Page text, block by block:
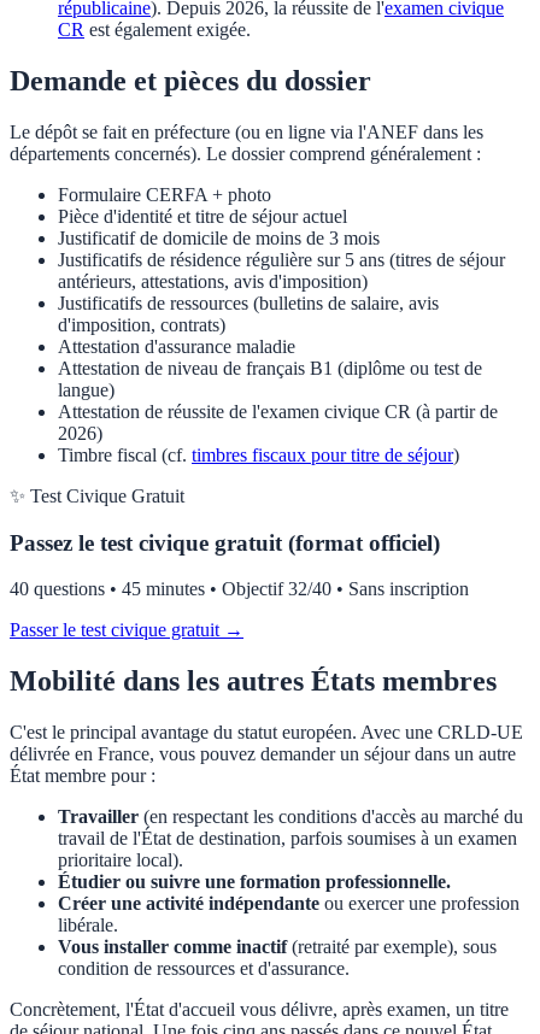
républicaine). Depuis 2026, la réussite de l'examen civique
CR est également exigée.
Demande et pièces du dossier
Le dépôt se fait en préfecture (ou en ligne via l'ANEF dans les
départements concernés). Le dossier comprend généralement :
Formulaire CERFA + photo
Pièce d'identité et titre de séjour actuel
Justificatif de domicile de moins de 3 mois
Justificatifs de résidence régulière sur 5 ans (titres de séjour
antérieurs, attestations, avis d'imposition)
Justificatifs de ressources (bulletins de salaire, avis
d'imposition, contrats)
Attestation d'assurance maladie
Attestation de niveau de français B1 (diplôme ou test de
langue)
Attestation de réussite de l'examen civique CR (à partir de
2026)
Timbre fiscal (cf. timbres fiscaux pour titre de séjour)
✨ Test Civique Gratuit
Passez le test civique gratuit (format officiel)
40 questions • 45 minutes • Objectif 32/40 • Sans inscription
Passer le test civique gratuit →
Mobilité dans les autres États membres
C'est le principal avantage du statut européen. Avec une CRLD-UE
délivrée en France, vous pouvez demander un séjour dans un autre
État membre pour :
Travailler (en respectant les conditions d'accès au marché du
travail de l'État de destination, parfois soumises à un examen
prioritaire local).
Étudier ou suivre une formation professionnelle.
Créer une activité indépendante ou exercer une profession
libérale.
Vous installer comme inactif(retraité par exemple), sous
condition de ressources et d'assurance.
Concrètement, l'État d'accueil vous délivre, après examen, un titre